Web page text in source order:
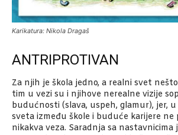
Karikatura: Nikola Dragaš
ANTRIPROTIVAN
Za njih je škola jedno, a realni svet
tim u vezi su i njihove nerealne vizije
budućnosti (slava, uspeh, glamur), jer,
sveta između škole i buduće karijere ne
nikakva veza. Saradnja sa